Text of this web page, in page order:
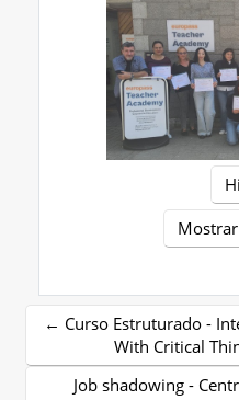
← Curso Estruturado -
With Critical
Job shadowing -